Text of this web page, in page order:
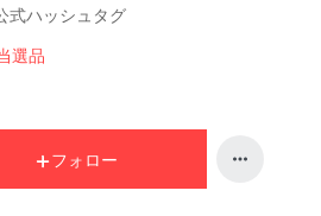
式ハッシュタグ
選品
フォロー